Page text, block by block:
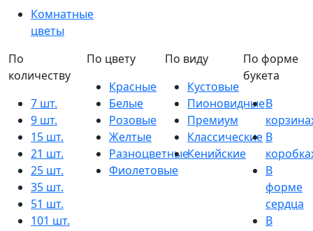
Комнатные
цветы
По
количеству
7 шт.
9 шт.
15 шт.
21 шт.
25 шт.
35 шт.
51 шт.
101 шт.
По цвету
Красные
Белые
Розовые
Желтые
Разноцветные
Фиолетовые
По виду
Кустовые
Пионовидные
Премиум
Классические
Кенийские
По форме
букета
В
В
В
форме
сердца
В